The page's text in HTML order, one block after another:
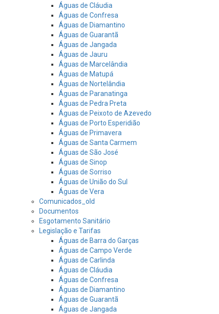
Águas de Cláudia
Águas de Confresa
Águas de Diamantino
Águas de Guarantã
Águas de Jangada
Águas de Jauru
Águas de Marcelândia
Águas de Matupá
Águas de Nortelândia
Águas de Paranatinga
Águas de Pedra Preta
Águas de Peixoto de Azevedo
Águas de Porto Esperidião
Águas de Primavera
Águas de Santa Carmem
Águas de São José
Águas de Sinop
Águas de Sorriso
Águas de União do Sul
Águas de Vera
Comunicados_old
Documentos
Esgotamento Sanitário
Legislação e Tarifas
Águas de Barra do Garças
Águas de Campo Verde
Águas de Carlinda
Águas de Cláudia
Águas de Confresa
Águas de Diamantino
Águas de Guarantã
Águas de Jangada